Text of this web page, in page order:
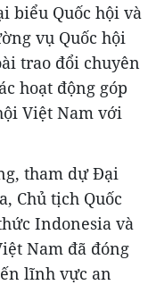
biểu Quốc hội và
vụ Quốc hội
trao đổi chuyên
hoạt động góp
Việt Nam với
tham dự Đại
Chủ tịch Quốc
Indonesia và
Nam đã đóng
lĩnh vực an